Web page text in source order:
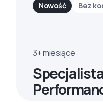
Nowość Bez
3+ miesiące